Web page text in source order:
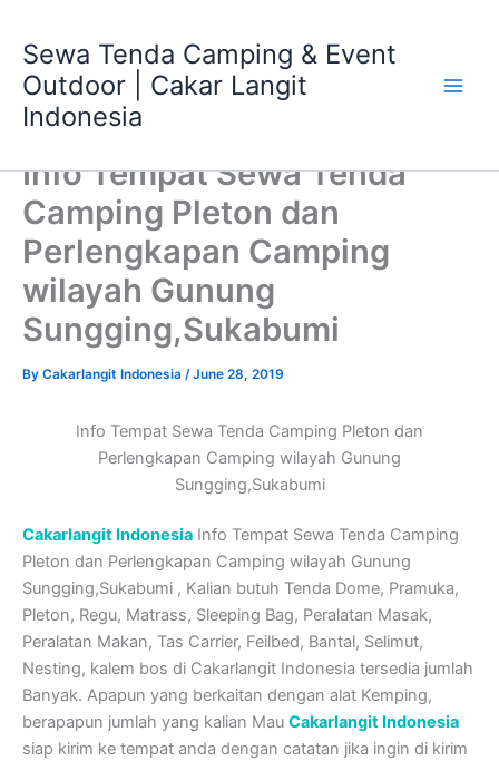
content
Sewa Tenda Camping & Event
Outdoor | Cakar Langit
Indonesia
Info Tempat Sewa Tenda
Camping Pleton dan
Perlengkapan Camping
wilayah Gunung
Sungging,Sukabumi
By Cakarlangit Indonesia /June 28, 2019
Info Tempat Sewa Tenda Camping Pleton dan
Perlengkapan Camping wilayah Gunung
Sungging,Sukabumi
Cakarlangit Indonesia Info Tempat Sewa Tenda Camping
Pleton dan Perlengkapan Camping wilayah Gunung
Sungging,Sukabumi , Kalian butuh Tenda Dome, Pramuka,
Pleton, Regu, Matrass, Sleeping Bag, Peralatan Masak,
Peralatan Makan, Tas Carrier, Feilbed, Bantal, Selimut,
Nesting, kalem bos di Cakarlangit Indonesia tersedia jumlah
Banyak. Apapun yang berkaitan dengan alat Kemping,
berapapun jumlah yang kalian Mau Cakarlangit Indonesia
siap kirim ke tempat anda dengan catatan jika ingin di kirim